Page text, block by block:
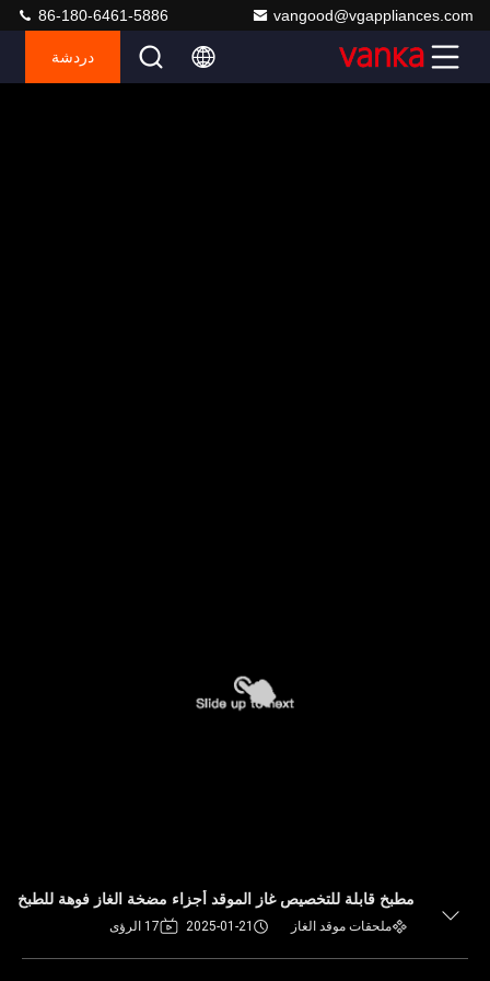
vangood@vgappliances.com
86-180-6461-5886
دردشة
مطبخ قابلة للتخصيص غاز الموقد أجزاء مضخة الغاز فوهة للطبخ
ملحقات موقد الغاز 2025-01-21 17 الرؤى